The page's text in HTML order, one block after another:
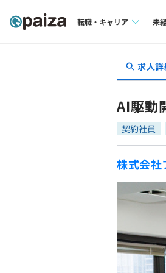
転職・キャリア
転職成功ガイド
転職エージェント
未
求人詳
AI駆動
契約社員
株式会社